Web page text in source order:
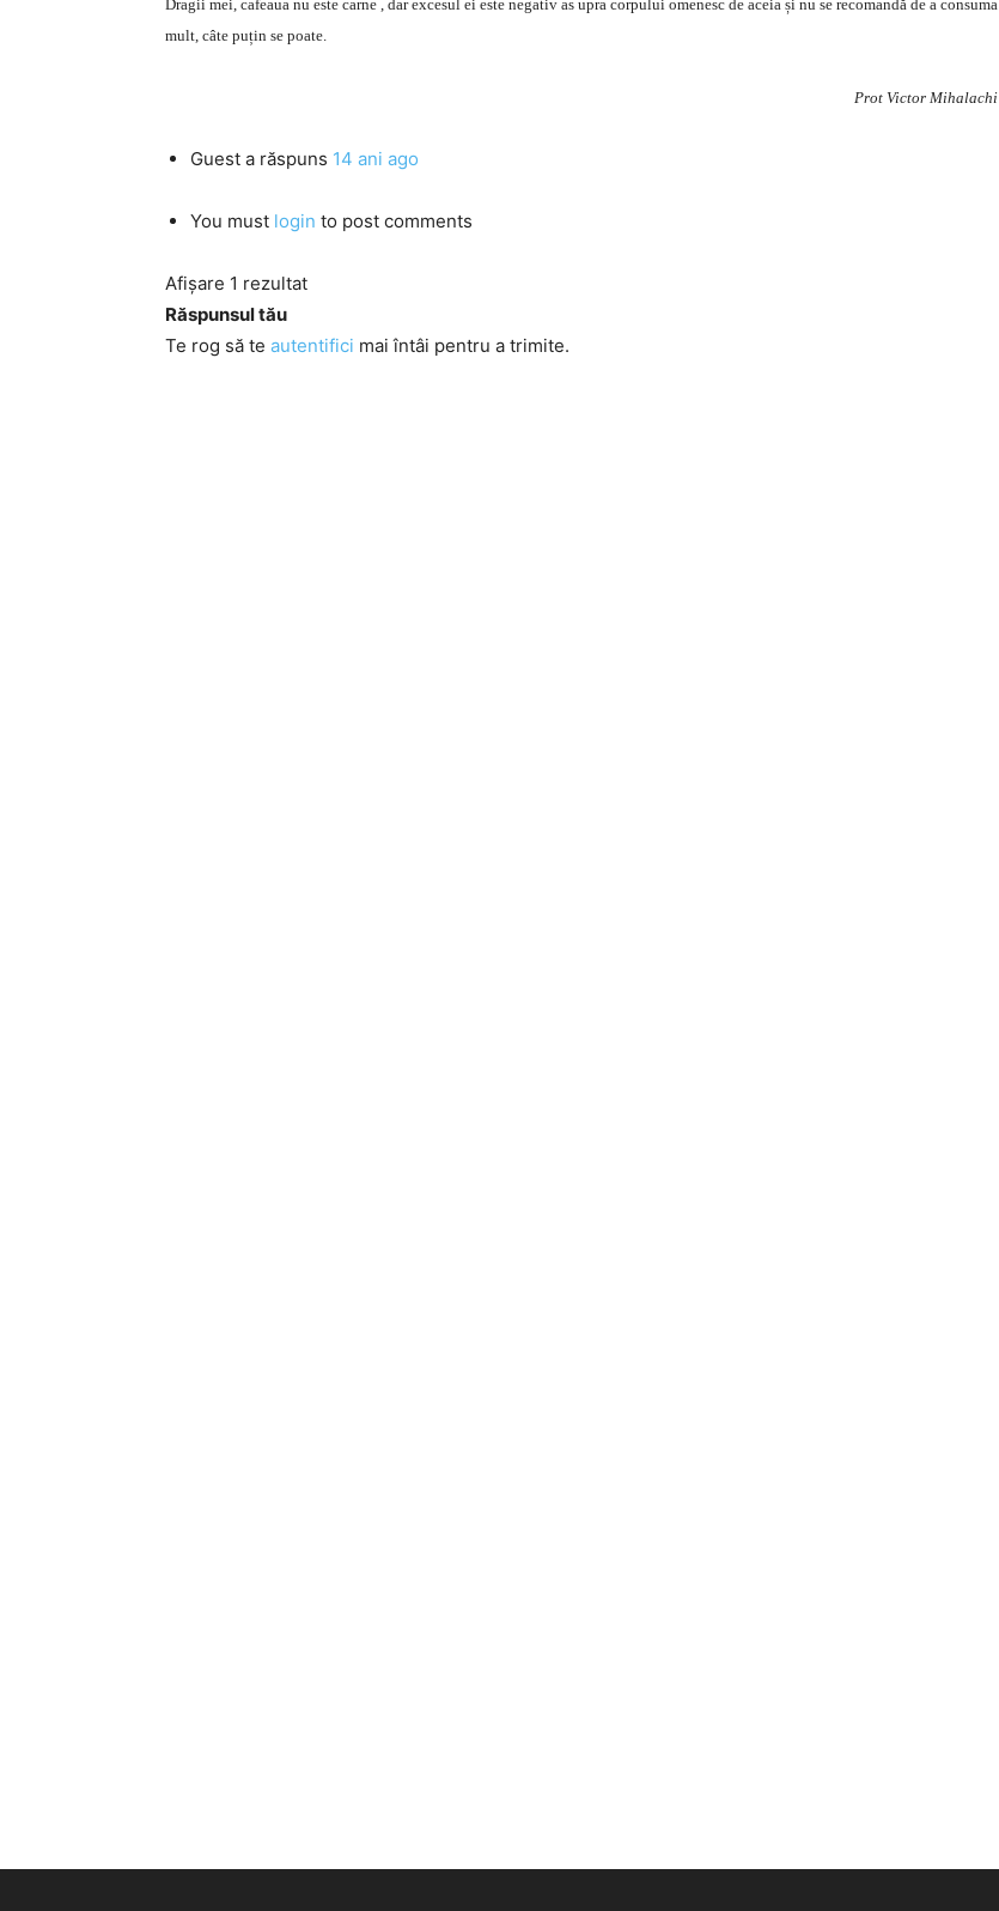
Dragii mei, cafeaua nu este carne , dar excesul ei este negativ as upra corpului omenesc de aceia și nu se recomandă de a consuma
mult, câte puțin se poate.
Prot Victor Mihalachi
Guest a răspuns 14 ani ago
You must login to post comments
Afișare 1 rezultat
Răspunsul tău
Te rog să te autentifici mai întâi pentru a trimite.